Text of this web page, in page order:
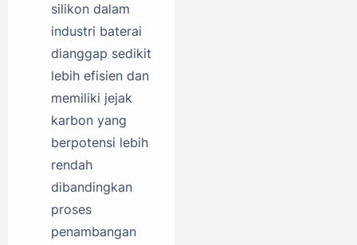
silikon dalam
industri baterai
dianggap sedikit
lebih efisien dan
memiliki jejak
karbon yang
berpotensi lebih
rendah
dibandingkan
proses
penambangan